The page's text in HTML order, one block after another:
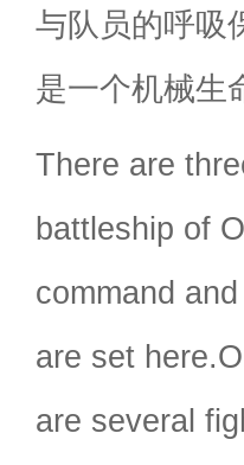
与队员的呼吸
是一个机械生
There are
battleship of
command
are set
are several